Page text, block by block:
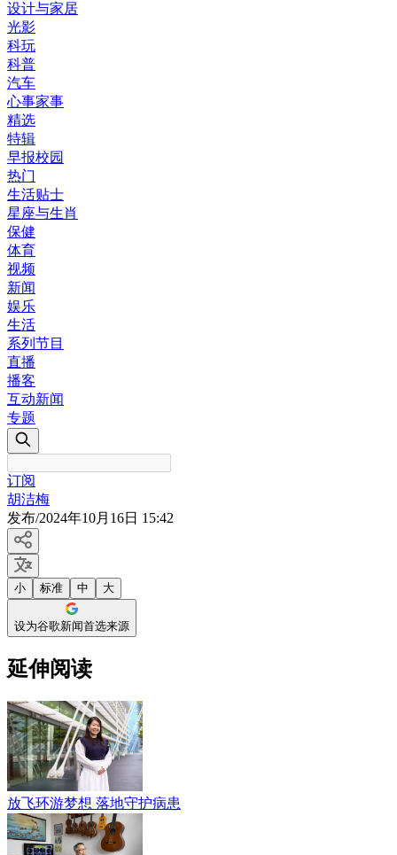
设计与家居
光影
科玩
科普
汽车
心事家事
精选
特辑
早报校园
热门
生活贴士
星座与生肖
保健
体育
视频
新闻
娱乐
生活
系列节目
直播
播客
互动新闻
专题
订阅
胡洁梅
发布/2024年10月16日 15:42
小 标准 中 大
设为谷歌新闻首选来源
延伸阅读
放飞环游梦想 落地守护病患